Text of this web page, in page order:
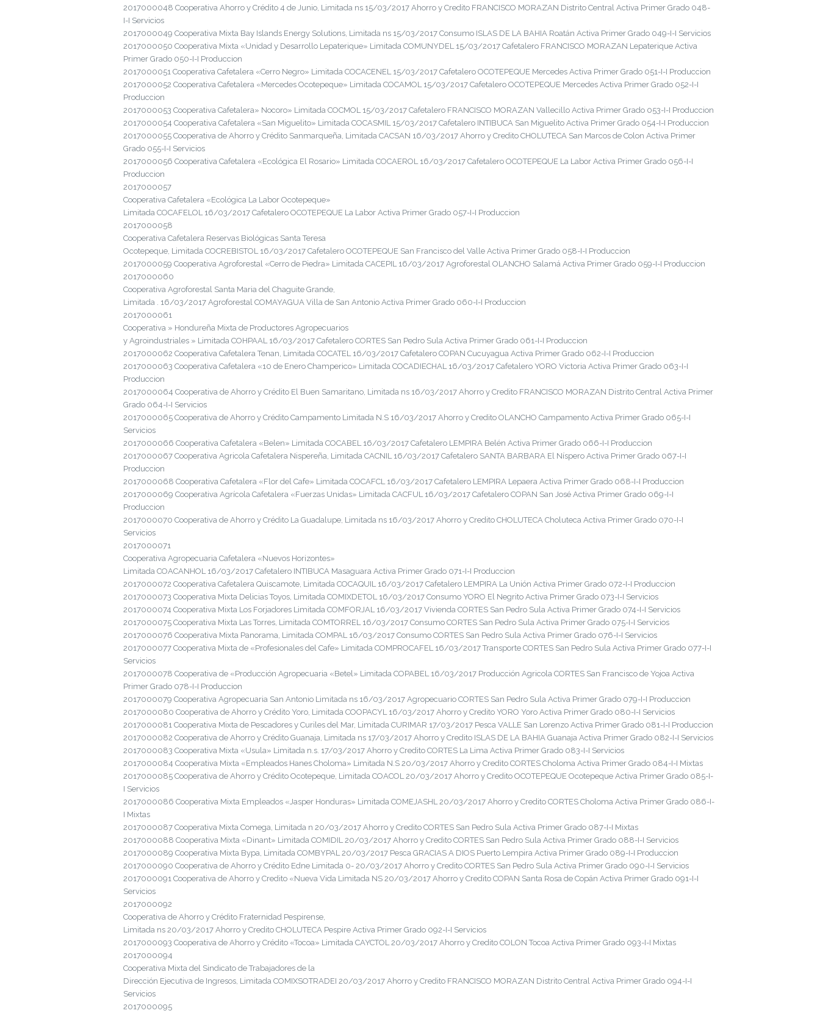
2017000048 Cooperativa Ahorro y Crédito 4 de Junio, Limitada ns 15/03/2017 Ahorro y Credito FRANCISCO MORAZAN Distrito Central Activa Primer Grado 048-
I-I Servicios
2017000049 Cooperativa Mixta Bay Islands Energy Solutions, Limitada ns 15/03/2017 Consumo ISLAS DE LA BAHIA Roatán Activa Primer Grado 049-I-I Servicios
2017000050 Cooperativa Mixta «Unidad y Desarrollo Lepaterique» Limitada COMUNYDEL 15/03/2017 Cafetalero FRANCISCO MORAZAN Lepaterique Activa
Primer Grado 050-I-I Produccion
2017000051 Cooperativa Cafetalera «Cerro Negro» Limitada COCACENEL 15/03/2017 Cafetalero OCOTEPEQUE Mercedes Activa Primer Grado 051-I-I Produccion
2017000052 Cooperativa Cafetalera «Mercedes Ocotepeque» Limitada COCAMOL 15/03/2017 Cafetalero OCOTEPEQUE Mercedes Activa Primer Grado 052-I-I
Produccion
2017000053 Cooperativa Cafetalera» Nocoro» Limitada COCMOL 15/03/2017 Cafetalero FRANCISCO MORAZAN Vallecillo Activa Primer Grado 053-I-I Produccion
2017000054 Cooperativa Cafetalera «San Miguelito» Limitada COCASMIL 15/03/2017 Cafetalero INTIBUCA San Miguelito Activa Primer Grado 054-I-I Produccion
2017000055 Cooperativa de Ahorro y Crédito Sanmarqueña, Limitada CACSAN 16/03/2017 Ahorro y Credito CHOLUTECA San Marcos de Colon Activa Primer
Grado 055-I-I Servicios
2017000056 Cooperativa Cafetalera «Ecológica El Rosario» Limitada COCAEROL 16/03/2017 Cafetalero OCOTEPEQUE La Labor Activa Primer Grado 056-I-I
Produccion
2017000057
Cooperativa Cafetalera «Ecológica La Labor Ocotepeque»
Limitada COCAFELOL 16/03/2017 Cafetalero OCOTEPEQUE La Labor Activa Primer Grado 057-I-I Produccion
2017000058
Cooperativa Cafetalera Reservas Biológicas Santa Teresa
Ocotepeque, Limitada COCREBISTOL 16/03/2017 Cafetalero OCOTEPEQUE San Francisco del Valle Activa Primer Grado 058-I-I Produccion
2017000059 Cooperativa Agroforestal «Cerro de Piedra» Limitada CACEPIL 16/03/2017 Agroforestal OLANCHO Salamá Activa Primer Grado 059-I-I Produccion
2017000060
Cooperativa Agroforestal Santa Maria del Chaguite Grande,
Limitada . 16/03/2017 Agroforestal COMAYAGUA Villa de San Antonio Activa Primer Grado 060-I-I Produccion
2017000061
Cooperativa » Hondureña Mixta de Productores Agropecuarios
y Agroindustriales » Limitada COHPAAL 16/03/2017 Cafetalero CORTES San Pedro Sula Activa Primer Grado 061-I-I Produccion
2017000062 Cooperativa Cafetalera Tenan, Limitada COCATEL 16/03/2017 Cafetalero COPAN Cucuyagua Activa Primer Grado 062-I-I Produccion
2017000063 Cooperativa Cafetalera «10 de Enero Champerico» Limitada COCADIECHAL 16/03/2017 Cafetalero YORO Victoria Activa Primer Grado 063-I-I
Produccion
2017000064 Cooperativa de Ahorro y Crédito El Buen Samaritano, Limitada ns 16/03/2017 Ahorro y Credito FRANCISCO MORAZAN Distrito Central Activa Primer
Grado 064-I-I Servicios
2017000065 Cooperativa de Ahorro y Crédito Campamento Limitada N.S 16/03/2017 Ahorro y Credito OLANCHO Campamento Activa Primer Grado 065-I-I
Servicios
2017000066 Cooperativa Cafetalera «Belen» Limitada COCABEL 16/03/2017 Cafetalero LEMPIRA Belén Activa Primer Grado 066-I-I Produccion
2017000067 Cooperativa Agricola Cafetalera Nispereña, Limitada CACNIL 16/03/2017 Cafetalero SANTA BARBARA El Níspero Activa Primer Grado 067-I-I
Produccion
2017000068 Cooperativa Cafetalera «Flor del Cafe» Limitada COCAFCL 16/03/2017 Cafetalero LEMPIRA Lepaera Activa Primer Grado 068-I-I Produccion
2017000069 Cooperativa Agrícola Cafetalera «Fuerzas Unidas» Limitada CACFUL 16/03/2017 Cafetalero COPAN San José Activa Primer Grado 069-I-I
Produccion
2017000070 Cooperativa de Ahorro y Crédito La Guadalupe, Limitada ns 16/03/2017 Ahorro y Credito CHOLUTECA Choluteca Activa Primer Grado 070-I-I
Servicios
2017000071
Cooperativa Agropecuaria Cafetalera «Nuevos Horizontes»
Limitada COACANHOL 16/03/2017 Cafetalero INTIBUCA Masaguara Activa Primer Grado 071-I-I Produccion
2017000072 Cooperativa Cafetalera Quiscamote, Limitada COCAQUIL 16/03/2017 Cafetalero LEMPIRA La Unión Activa Primer Grado 072-I-I Produccion
2017000073 Cooperativa Mixta Delicias Toyos, Limitada COMIXDETOL 16/03/2017 Consumo YORO El Negrito Activa Primer Grado 073-I-I Servicios
2017000074 Cooperativa Mixta Los Forjadores Limitada COMFORJAL 16/03/2017 Vivienda CORTES San Pedro Sula Activa Primer Grado 074-I-I Servicios
2017000075 Cooperativa Mixta Las Torres, Limitada COMTORREL 16/03/2017 Consumo CORTES San Pedro Sula Activa Primer Grado 075-I-I Servicios
2017000076 Cooperativa Mixta Panorama, Limitada COMPAL 16/03/2017 Consumo CORTES San Pedro Sula Activa Primer Grado 076-I-I Servicios
2017000077 Cooperativa Mixta de «Profesionales del Cafe» Limitada COMPROCAFEL 16/03/2017 Transporte CORTES San Pedro Sula Activa Primer Grado 077-I-I
Servicios
2017000078 Cooperativa de «Producción Agropecuaria «Betel» Limitada COPABEL 16/03/2017 Producción Agricola CORTES San Francisco de Yojoa Activa
Primer Grado 078-I-I Produccion
2017000079 Cooperativa Agropecuaria San Antonio Limitada ns 16/03/2017 Agropecuario CORTES San Pedro Sula Activa Primer Grado 079-I-I Produccion
2017000080 Cooperativa de Ahorro y Crédito Yoro, Limitada COOPACYL 16/03/2017 Ahorro y Credito YORO Yoro Activa Primer Grado 080-I-I Servicios
2017000081 Cooperativa Mixta de Pescadores y Curiles del Mar, Limitada CURIMAR 17/03/2017 Pesca VALLE San Lorenzo Activa Primer Grado 081-I-I Produccion
2017000082 Cooperativa de Ahorro y Crédito Guanaja, Limitada ns 17/03/2017 Ahorro y Credito ISLAS DE LA BAHIA Guanaja Activa Primer Grado 082-I-I Servicios
2017000083 Cooperativa Mixta «Usula» Limitada n.s. 17/03/2017 Ahorro y Credito CORTES La Lima Activa Primer Grado 083-I-I Servicios
2017000084 Cooperativa Mixta «Empleados Hanes Choloma» Limitada N.S 20/03/2017 Ahorro y Credito CORTES Choloma Activa Primer Grado 084-I-I Mixtas
2017000085 Cooperativa de Ahorro y Crédito Ocotepeque, Limitada COACOL 20/03/2017 Ahorro y Credito OCOTEPEQUE Ocotepeque Activa Primer Grado 085-I-
I Servicios
2017000086 Cooperativa Mixta Empleados «Jasper Honduras» Limitada COMEJASHL 20/03/2017 Ahorro y Credito CORTES Choloma Activa Primer Grado 086-I-
I Mixtas
2017000087 Cooperativa Mixta Comega, Limitada n 20/03/2017 Ahorro y Credito CORTES San Pedro Sula Activa Primer Grado 087-I-I Mixtas
2017000088 Cooperativa Mixta «Dinant» Limitada COMIDIL 20/03/2017 Ahorro y Credito CORTES San Pedro Sula Activa Primer Grado 088-I-I Servicios
2017000089 Cooperativa Mixta Bypa, Limitada COMBYPAL 20/03/2017 Pesca GRACIAS A DIOS Puerto Lempira Activa Primer Grado 089-I-I Produccion
2017000090 Cooperativa de Ahorro y Crédito Edne Limitada 0- 20/03/2017 Ahorro y Credito CORTES San Pedro Sula Activa Primer Grado 090-I-I Servicios
2017000091 Cooperativa de Ahorro y Credito «Nueva Vida Limitada NS 20/03/2017 Ahorro y Credito COPAN Santa Rosa de Copán Activa Primer Grado 091-I-I
Servicios
2017000092
Cooperativa de Ahorro y Crédito Fraternidad Pespirense,
Limitada ns 20/03/2017 Ahorro y Credito CHOLUTECA Pespire Activa Primer Grado 092-I-I Servicios
2017000093 Cooperativa de Ahorro y Crédito «Tocoa» Limitada CAYCTOL 20/03/2017 Ahorro y Credito COLON Tocoa Activa Primer Grado 093-I-I Mixtas
2017000094
Cooperativa Mixta del Sindicato de Trabajadores de la
Dirección Ejecutiva de Ingresos, Limitada COMIXSOTRADEI 20/03/2017 Ahorro y Credito FRANCISCO MORAZAN Distrito Central Activa Primer Grado 094-I-I
Servicios
2017000095